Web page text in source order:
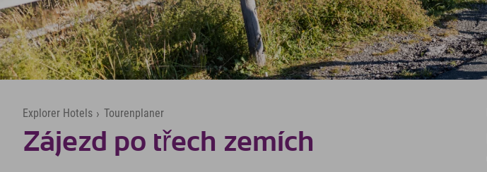
Explorer Hotels › Tourenplaner
Zájezd po třech zemích